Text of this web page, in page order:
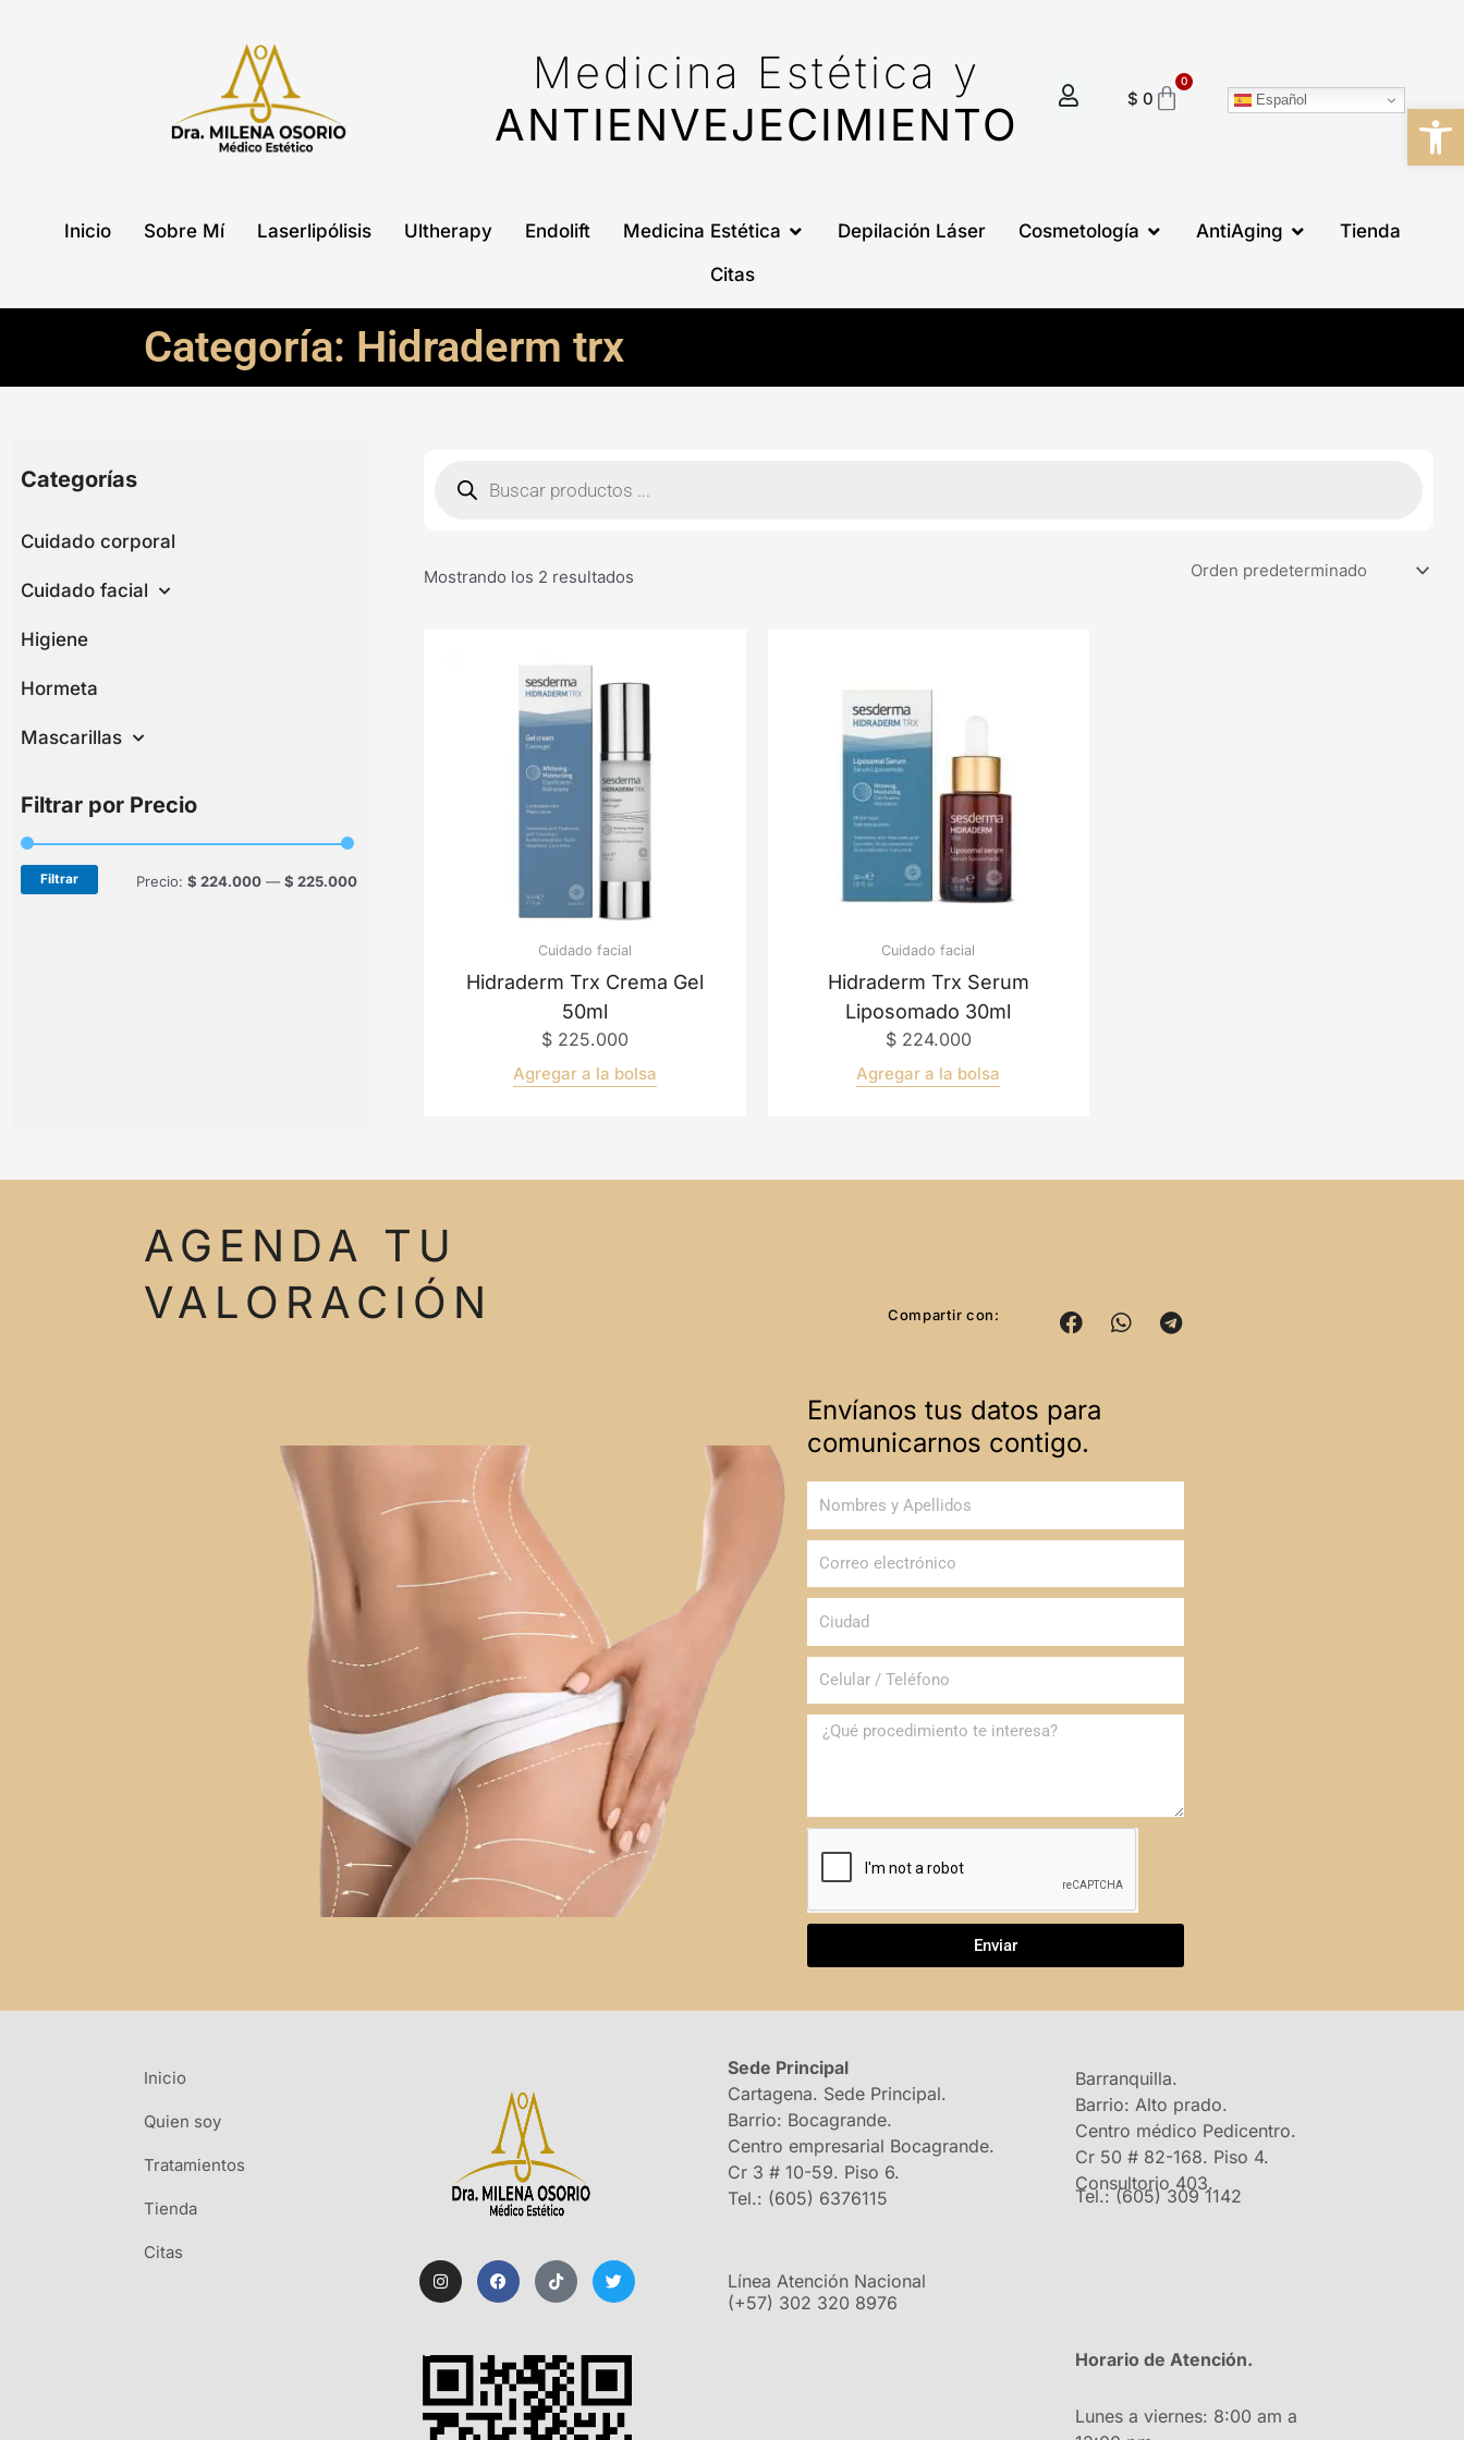
Abrir
Medicina Estética y
ANTIENVEJECIMIENTO
$ 0
0
Cart Español
Inicio Sobre Mí Laserlipólisis Ultherapy Endolift Medicina Estética Open Medicina Estética
Depilación Láser Cosmetología Open Cosmetología
AntiAging Open AntiAging
Tienda
Citas
Categoría: Hidraderm trx
Categorías
Cuidado corporal
Cuidado facial
Higiene
Hormeta
Mascarillas
Filtrar por Precio
Filtrar Precio:$ 224.000 —$ 225.000
productos
Mostrando los 2 resultados
Cuidado facial
Hidraderm Trx Crema Gel
50ml
$ 225.000
Agregar a la bolsa
Cuidado facial
Hidraderm Trx Serum
Liposomado 30ml
$224.000
Agregar a la bolsa
AGENDA TU
VALORACIÓN
Compartir con:
Envíanos tus datos para
comunicarnos contigo.
Enviar
Inicio
Quien soy
Tratamientos
Tienda
Citas I
n
s
r
a
m
F
a
c
o
k
T
i
k
T
w
i
r
Sede Principal
Cartagena. Sede Principal.
Barrio: Bocagrande.
Centro empresarial Bocagrande.
Cr 3 # 10-59. Piso 6.
Tel.: (605) 6376115
Línea Atención Nacional
(+57) 302 320 8976
Barranquilla.
Barrio: Alto prado.
Centro médico Pedicentro.
Cr 50 # 82-168. Piso 4.
Consultorio 403.
Tel.: (605) 309 1142
Horario de Atención.
Lunes a viernes: 8:00 am a